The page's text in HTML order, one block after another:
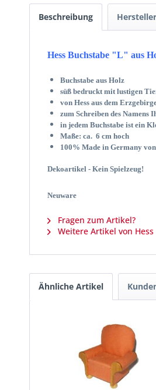
Beschreibung
Hess Buchstabe "L" aus
Buchstabe aus Holz
süß bedruckt mit lustigen
von Hess aus dem
zum Schreiben des
in jedem Buchstabe ist ein
Maße: ca. 6 cm hoch
100% Made in Germany
Dekoartikel - Kein Spielzeug!
Neuware
Fragen zum Artikel?
Weitere Artikel von Hess
Ähnliche Artikel